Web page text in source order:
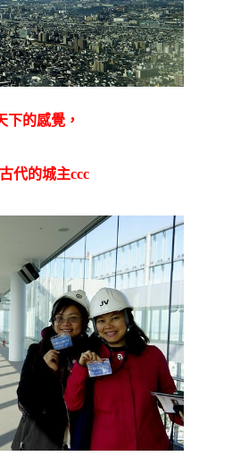
下的感覺，
代的城主ccc